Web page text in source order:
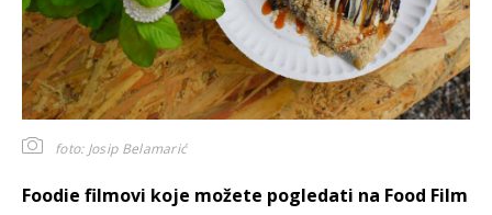
foto: Josip Belamarić
Foodie filmovi koje možete pogledati na Food Film